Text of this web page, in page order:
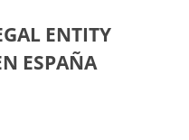
ENTITY
ESPAÑA